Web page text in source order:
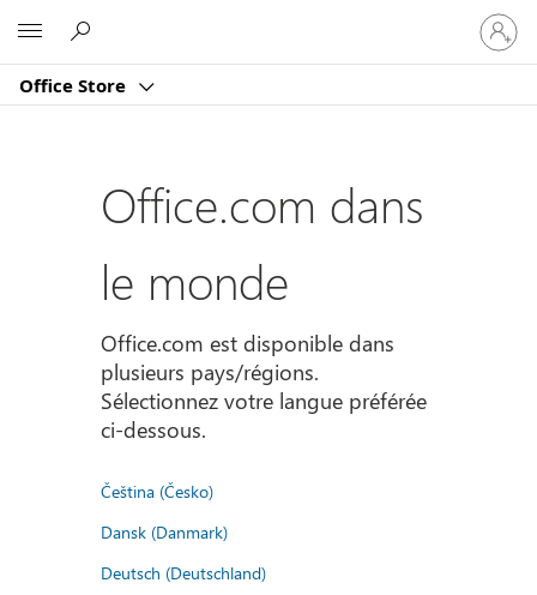
Office Store
vous
à
compte
Office.com dans
le monde
Office.com est disponible dans
plusieurs pays/régions.
Sélectionnez votre langue préférée
ci-dessous.
Čeština (Česko)
Dansk (Danmark)
Deutsch (Deutschland)